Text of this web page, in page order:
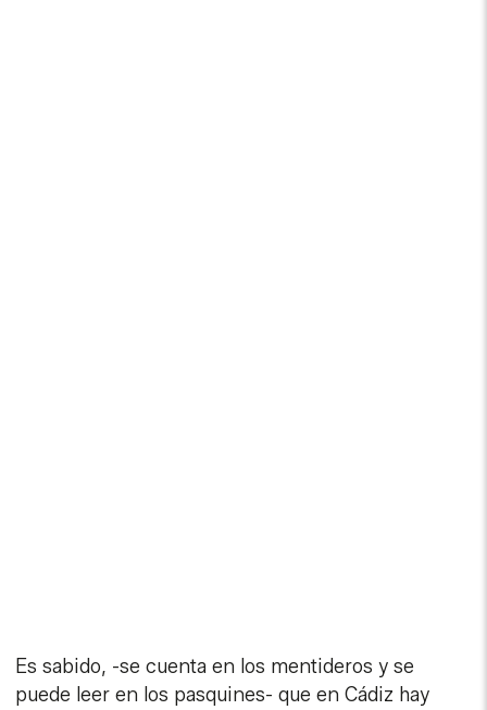
Es sabido, -se cuenta en los mentideros y se
puede leer en los pasquines- que en Cádiz hay